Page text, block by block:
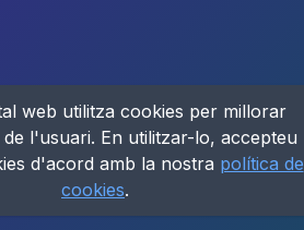
web utilitza cookies per millorar
l'usuari. En utilitzar-lo, accepteu
d'acord amb la nostra política de
cookies.